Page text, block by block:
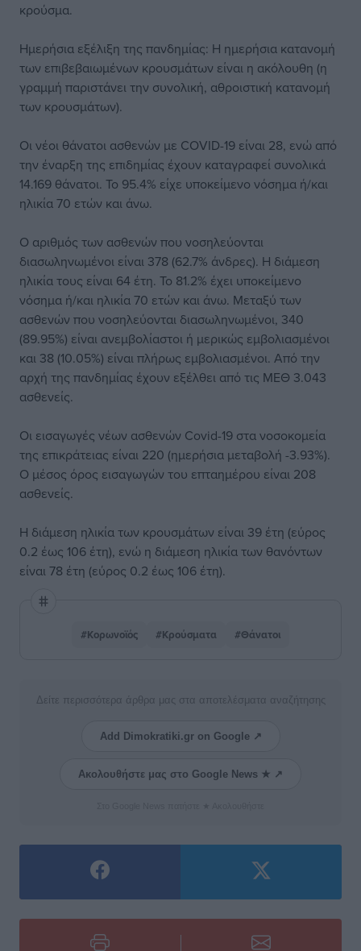
κρούσμα.
Ημερήσια εξέλιξη της πανδημίας: Η ημερήσια κατανομή
των επιβεβαιωμένων κρουσμάτων είναι η ακόλουθη (η
γραμμή παριστάνει την συνολική, αθροιστική κατανομή
των κρουσμάτων).
Οι νέοι θάνατοι ασθενών με COVID-19 είναι 28, ενώ από
την έναρξη της επιδημίας έχουν καταγραφεί συνολικά
14.169 θάνατοι. Το 95.4% είχε υποκείμενο νόσημα ή/και
ηλικία 70 ετών και άνω.
Ο αριθμός των ασθενών που νοσηλεύονται
διασωληνωμένοι είναι 378 (62.7% άνδρες). Η διάμεση
ηλικία τους είναι 64 έτη. To 81.2% έχει υποκείμενο
νόσημα ή/και ηλικία 70 ετών και άνω. Μεταξύ των
ασθενών που νοσηλεύονται διασωληνωμένοι, 340
(89.95%) είναι ανεμβολίαστοι ή μερικώς εμβολιασμένοι
και 38 (10.05%) είναι πλήρως εμβολιασμένοι. Από την
αρχή της πανδημίας έχουν εξέλθει από τις ΜΕΘ 3.043
ασθενείς.
Οι εισαγωγές νέων ασθενών Covid-19 στα νοσοκομεία
της επικράτειας είναι 220 (ημερήσια μεταβολή -3.93%).
Ο μέσος όρος εισαγωγών του επταημέρου είναι 208
ασθενείς.
Η διάμεση ηλικία των κρουσμάτων είναι 39 έτη (εύρος
0.2 έως 106 έτη), ενώ η διάμεση ηλικία των θανόντων
είναι 78 έτη (εύρος 0.2 έως 106 έτη).
#Κορωνοϊός #Κρούσματα #Θάνατοι
Δείτε περισσότερα άρθρα μας στα αποτελέσματα αναζήτησης
Add Dimokratiki.gr on Google ↗
Ακολουθήστε μας στο Google News ★ ↗